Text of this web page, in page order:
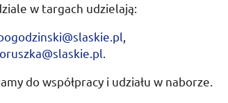
w targach udzielają:
do współpracy i udziału w naborze.